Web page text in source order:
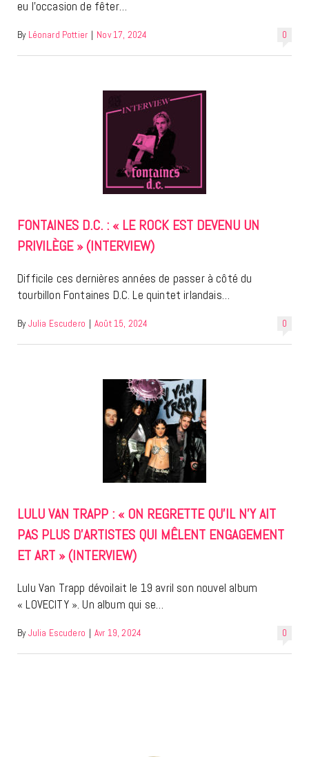
eu l’occasion de fêter…
0
By Léonard Pottier | Nov 17, 2024
FONTAINES D.C. : « LE ROCK EST DEVENU UN
PRIVILÈGE » (INTERVIEW)
Difficile ces dernières années de passer à côté du
tourbillon Fontaines D.C. Le quintet irlandais…
0
By Julia Escudero | Août 15, 2024
LULU VAN TRAPP : « ON REGRETTE QU’IL N’Y AIT
PAS PLUS D’ARTISTES QUI MÊLENT ENGAGEMENT
ET ART » (INTERVIEW)
Lulu Van Trapp dévoilait le 19 avril son nouvel album
« LOVECITY ». Un album qui se…
0
By Julia Escudero | Avr 19, 2024